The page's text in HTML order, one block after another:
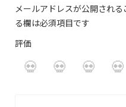
メールアドレスが公開される
る欄は必須項目です
評価